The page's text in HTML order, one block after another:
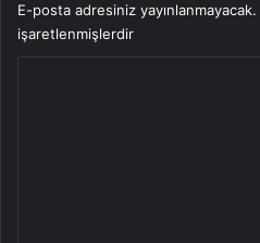
E-posta adresiniz yayınlanmayacak.
işaretlenmişlerdir